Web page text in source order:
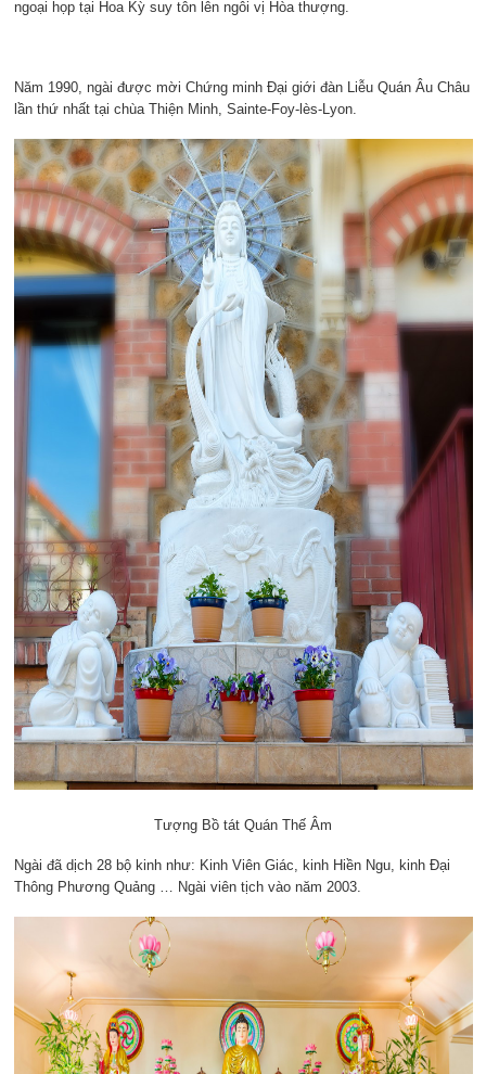
ngoại họp tại Hoa Kỳ suy tôn lên ngôi vị Hòa thượng.
Năm 1990, ngài được mời Chứng minh Đại giới đàn Liễu Quán Âu Châu
lần thứ nhất tại chùa Thiện Minh, Sainte-Foy-lès-Lyon.
Tượng Bồ tát Quán Thế Âm
Ngài đã dịch 28 bộ kinh như: Kinh Viên Giác, kinh Hiền Ngu, kinh Đại
Thông Phương Quảng … Ngài viên tịch vào năm 2003.